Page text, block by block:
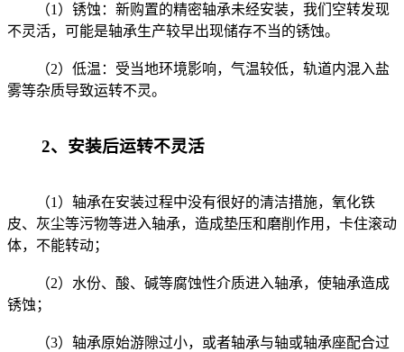
（1）锈蚀：新购置的精密轴承未经安装，我们空转发现
不灵活，可能是轴承生产较早出现储存不当的锈蚀。
（2）低温：受当地环境影响，气温较低，轨道内混入盐
雾等杂质导致运转不灵。
2、安装后运转不灵活
（1）轴承在安装过程中没有很好的清洁措施，氧化铁
皮、灰尘等污物等进入轴承，造成垫压和磨削作用，卡住滚动
体，不能转动；
（2）水份、酸、碱等腐蚀性介质进入轴承，使轴承造成
锈蚀；
（3）轴承原始游隙过小，或者轴承与轴或轴承座配合过